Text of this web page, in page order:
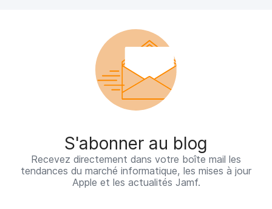
S'abonner au blog
Recevez directement dans votre boîte mail les
tendances du marché informatique, les mises à jour
Apple et les actualités Jamf.